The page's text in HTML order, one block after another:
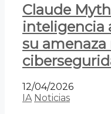
Claude
inteligencia
su amenaza
12/04/2026
IA Noticias